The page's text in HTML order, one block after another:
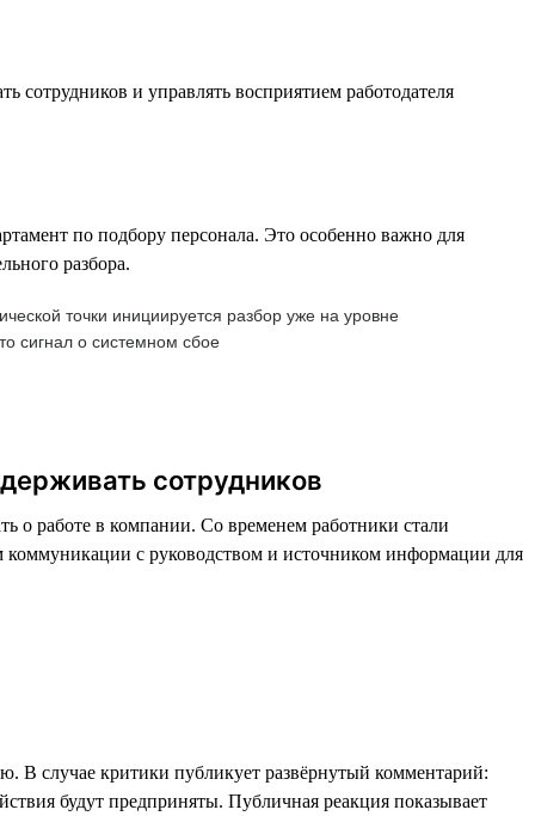
сотрудников и управлять восприятием работодателя
по подбору персонала. Это особенно важно для
разбора.
точки инициируется разбор уже на уровне
сигнал о системном сбое
сотрудников
о работе в компании. Со временем работники стали
коммуникации с руководством и источником информации для
В случае критики публикует развёрнутый комментарий:
будут предприняты. Публичная реакция показывает